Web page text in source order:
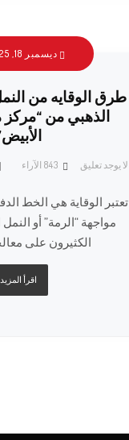
ديسمبر 18, 2025
طرق الوقايه من
الذهبي من “مركز
لا يوجد تعليق الآراء
تعتبر الوقاية هي الخط
مواجهة “الرمة” أو النمل
الكثيرون على
اقرأ المزيد